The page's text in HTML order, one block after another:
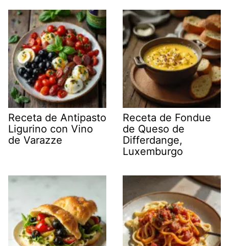
Receta de Antipasto
Ligurino con Vino
de Varazze
Receta de Fondue
de Queso de
Differdange,
Luxemburgo